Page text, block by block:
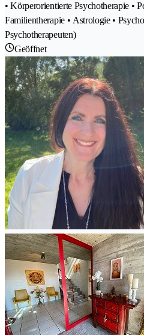
• Körperorientierte Psychotherapie •
Familientherapie • Astrologie •
Psychotherapeuten)
Geöffnet